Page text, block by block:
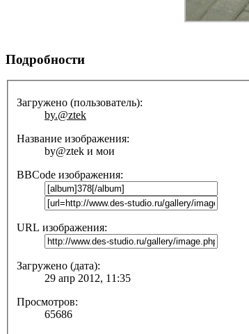
Подробности
Загружено (пользователь):
by.@ztek
Название изображения:
by@ztek и мои
BBCode изображения:
URL изображения:
Загружено (дата):
29 апр 2012, 11:35
Просмотров:
65686